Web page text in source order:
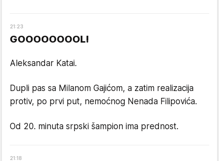
21:23
GOOOOOOOOL!
Aleksandar Katai.
Dupli pas sa Milanom Gajićom, a zatim realizacija
protiv, po prvi put, nemoćnog Nenada Filipovića.
Od 20. minuta srpski šampion ima prednost.
21:18